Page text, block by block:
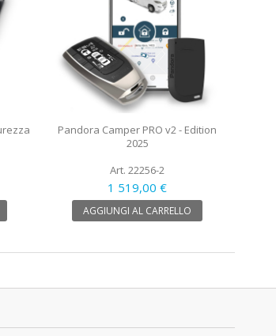
Pandora Camper PRO v2 - Edition
2025
Art. 22256-2
1 519,00 €
AGGIUNGI AL CARRELLO